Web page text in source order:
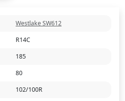
Westlake SW612
R14C
185
80
102/100R